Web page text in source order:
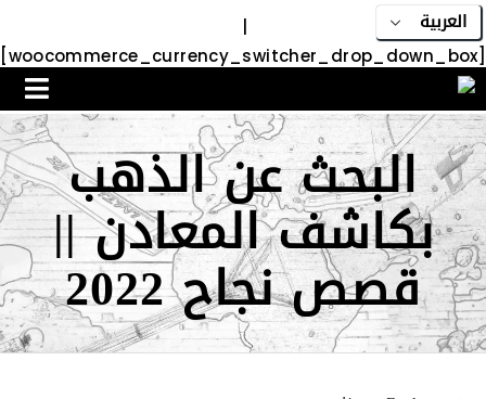
البحث عن الذهب
بكاشف المعادن ||
قصص نجاح 2022